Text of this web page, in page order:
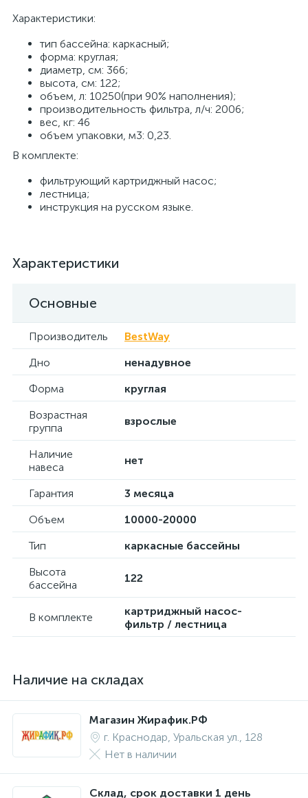
Характеристики:
тип бассейна: каркасный;
форма: круглая;
диаметр, см: 366;
высота, см: 122;
объем, л: 10250(при 90% наполнения);
производительность фильтра, л/ч: 2006;
вес, кг: 46
объем упаковки, м3: 0,23.
В комплекте:
фильтрующий картриджный насос;
лестница;
инструкция на русском языке.
Характеристики
Основные
Производитель
BestWay
Дно
ненадувное
Форма
круглая
Возрастная
группа
взрослые
Наличие
навеса
нет
Гарантия
3 месяца
Объем
10000-20000
Тип
каркасные бассейны
Высота
бассейна
122
В комплекте
картриджный насос-
фильтр / лестница
Наличие на складах
Магазин Жирафик.РФ
г. Краснодар, Уральская ул., 128
Нет в наличии
Склад, срок доставки 1 день